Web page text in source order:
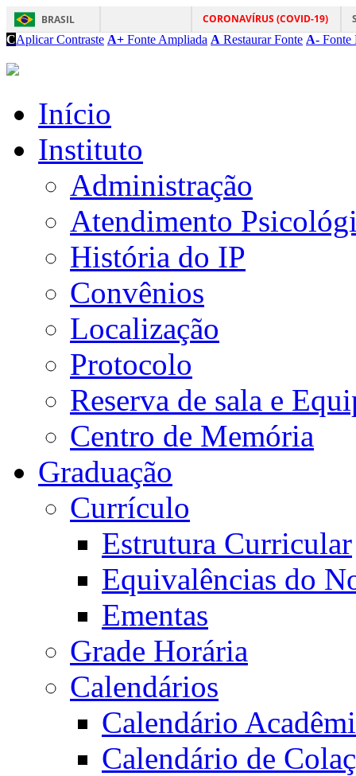
BRASIL CORONAVÍRUS (COVID-19)
CAplicar Contraste A+ Fonte Ampliada A Restaurar Fonte A- Fonte
Início
Instituto
Administração
Atendimento
História do IP
Convênios
Localização
Protocolo
Reserva de sala e
Centro de Memória
Graduação
Currículo
Estrutura Curricular
Equivalências do
Ementas
Grade Horária
Calendários
Calendário
Calendário de